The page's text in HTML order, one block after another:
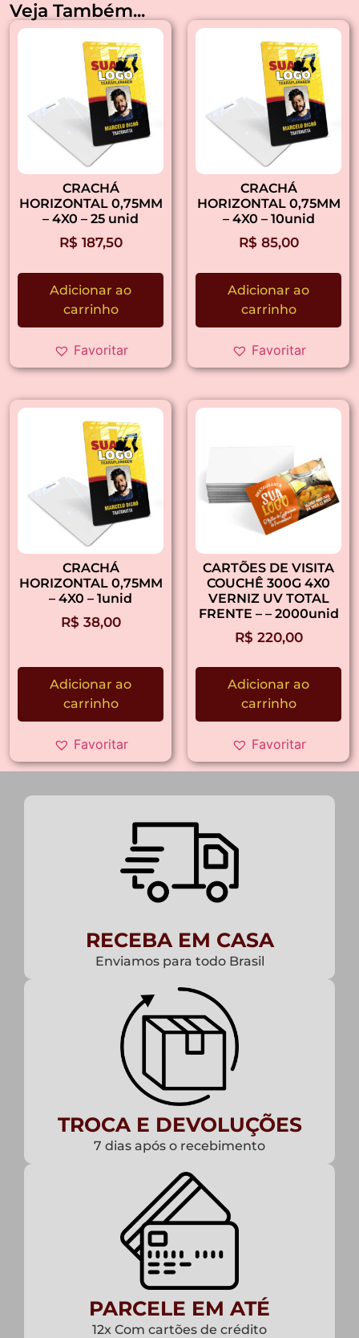
Veja Também...
CRACHÁ
HORIZONTAL 0,75MM
– 4X0 – 25 unid
R$ 187,50
Adicionar ao
carrinho
Favoritar
CRACHÁ
HORIZONTAL 0,75MM
– 4X0 – 10unid
R$ 85,00
Adicionar ao
carrinho
Favoritar
CRACHÁ
HORIZONTAL 0,75MM
– 4X0 – 1unid
R$ 38,00
Adicionar ao
carrinho
Favoritar
CARTÕES DE VISITA
COUCHÊ 300G 4X0
VERNIZ UV TOTAL
FRENTE – – 2000unid
R$ 220,00
Adicionar ao
carrinho
Favoritar
RECEBA EM CASA
Enviamos para todo Brasil
TROCA E DEVOLUÇÕES
7 dias após o recebimento
PARCELE EM ATÉ
12x Com cartões de crédito